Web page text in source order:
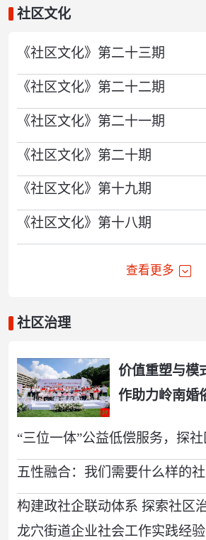
社区文化
《社区文化》第二十三期
《社区文化》第二十二期
《社区文化》第二十一期
《社区文化》第二十期
《社区文化》第十九期
《社区文化》第十八期
查看更多
社区治理
价值重塑与模
作助力岭南婚
“三位一体”公益低偿服务，探
五性融合：我们需要什么样的社
构建政社企联动体系 探索社
龙穴街道企业社会工作实践经验